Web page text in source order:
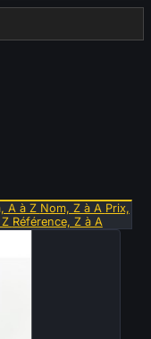
A à Z Nom, Z à A Prix,
Référence, Z à A